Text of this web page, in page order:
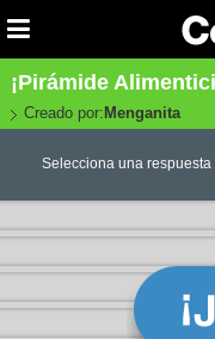
¡Pirámide
Creado por: Menganita
Selecciona una